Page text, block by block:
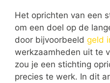
Het oprichten van een
om een doel op de
door bijvoorbeeld geld
werkzaamheden uit te
zou je een stichting
precies te werk. In dit